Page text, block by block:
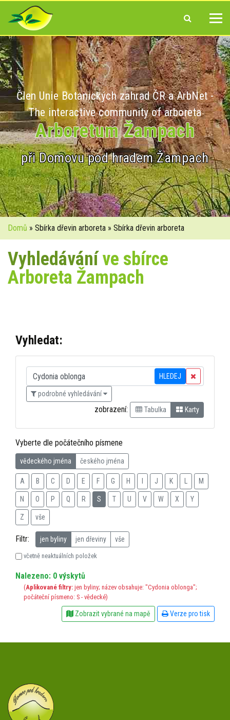
Člen Unie Botanických zahrad ČR a ArbNet -
The interactive community of arboreta
Arboretum Žampach
při Domovu pod hradem Žampach
Domů » Sbírka dřevin arboreta » Sbírka dřevin arboreta
Vyhledáváníve sbírce
Arboreta Žampach
Vyhledat:
HLEDEJ
podrobné vyhledávání
zobrazení: Tabulka Karty
Vyberte dle počátečního písmene
vědeckého jména českého jména
A B C D E F G H J K M
N O P Q R S T U V W X Y
Z vše
Filtr: jen byliny jen dřeviny vše
včetně neaktuálních položek
Nalezeno: 0 výskytů
(Aplikované filtry: jen byliny; název obsahuje: "Cydonia oblonga";
počáteční písmeno: S - vědecké)
Zobrazit vybrané na mapě Verze pro tisk